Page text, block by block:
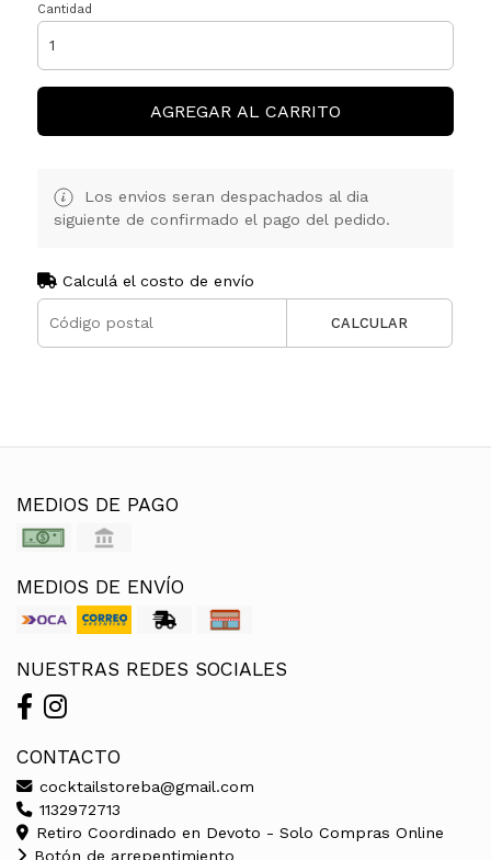
Cantidad
AGREGAR AL CARRITO
Los envios seran despachados al dia
siguiente de confirmado el pago del pedido.
Calculá el costo de envío
CALCULAR
MEDIOS DE PAGO
MEDIOS DE ENVÍO
NUESTRAS REDES SOCIALES
CONTACTO
cocktailstoreba@gmail.com
1132972713
Retiro Coordinado en Devoto - Solo Compras Online
Botón de arrepentimiento